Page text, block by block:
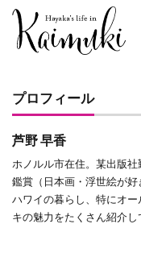
プロフィール
芦野 早香
ホノルル市在住。某出版
鑑賞（日本画・浮世絵が好
ハワイの暮らし、特にオ
キの魅力をたくさん紹介し